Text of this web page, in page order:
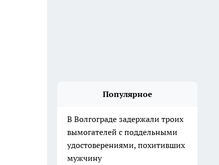
Популярное
В Волгограде задержали троих
вымогателей с поддельными
удостоверениями, похитивших
мужчину